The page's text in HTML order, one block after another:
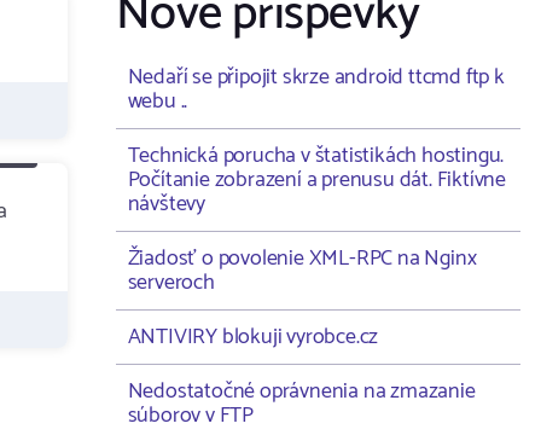
Nedaří se připojit skrze android ttcmd ftp k
webu ..
Technická porucha v štatistikách hostingu.
Počítanie zobrazení a prenusu dát. Fiktívne
návštevy
Žiadosť o povolenie XML-RPC na Nginx
serveroch
ANTIVIRY blokuji vyrobce.cz
Nedostatočné oprávnenia na zmazanie
súborov v FTP